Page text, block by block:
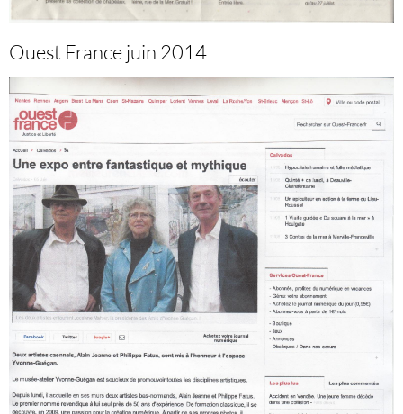
Ouest France juin 2014